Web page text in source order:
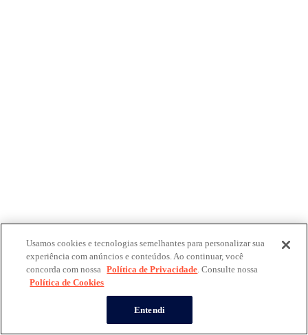
Usamos cookies e tecnologias semelhantes para personalizar sua
experiência com anúncios e conteúdos. Ao continuar, você
concorda com nossa Política de Privacidade. Consulte nossa
Política de Cookies
Entendi